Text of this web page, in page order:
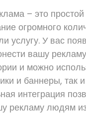
– это
огромного
услугу. У вас
вашу
и можно
и баннеры, так
интеграция
рекламу людям